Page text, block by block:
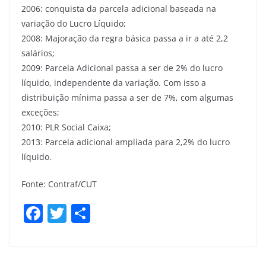
2006: conquista da parcela adicional baseada na
variação do Lucro Líquido;
2008: Majoração da regra básica passa a ir a até 2,2
salários;
2009: Parcela Adicional passa a ser de 2% do lucro
líquido, independente da variação. Com isso a
distribuição mínima passa a ser de 7%, com algumas
exceções;
2010: PLR Social Caixa;
2013: Parcela adicional ampliada para 2,2% do lucro
líquido.
Fonte: Contraf/CUT
F T